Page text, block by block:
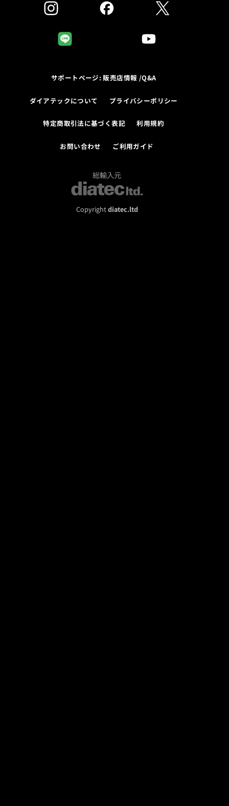
サポートページ: 販売店情報 /Q&A
ダイアテックについて プライバシーポリシー
特定商取引法に基づく表記 利用規約
お問い合わせ ご利用ガイド
総輸入元
Copyrightdiatec.ltd